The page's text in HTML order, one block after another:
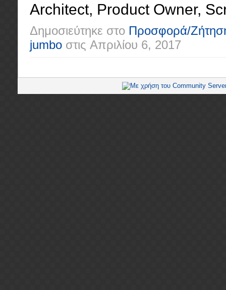
Architect, Product Owner,
Δημοσιεύτηκε στο Προσφορά/
jumbo στις Απριλίου 6, 2017